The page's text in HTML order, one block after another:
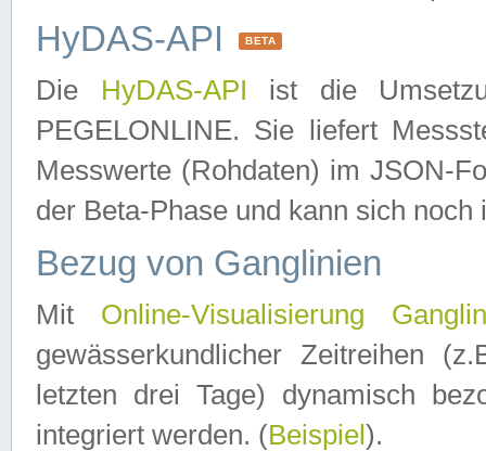
HyDAS-API BETA
Die HyDAS-API ist die
PEGELONLINE. Sie liefert
Messwerte (Rohdaten) im JSON-
der Beta-Phase und kann sich noch
Bezug von Ganglinien
Mit Online-Visualisierung
gewässerkundlicher Zeitreihen
letzten drei Tage) dynamisch
integriert werden. (Beispiel ).